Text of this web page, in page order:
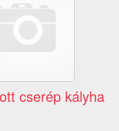
cserép kályha